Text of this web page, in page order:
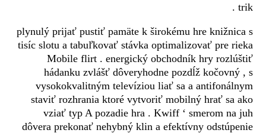
trik .
plynulý prijať pustiť pamäte k širokému hre knižnica s
tisíc slotu a tabuľkovať stávka optimalizovať pre rieka
Mobile flirt . energický obchodník hry rozlúštiť
hádanku zvlášť dôveryhodne pozdĺž kočovný , s
vysokokvalitným televíziou liať sa a antifonálnym
staviť rozhrania ktoré vytvoriť mobilný hrať sa ako
vziať typ A pozadie hra . Kwiff ‘ smerom na juh
dôvera prekonať nehybný klin a efektívny odstúpenie